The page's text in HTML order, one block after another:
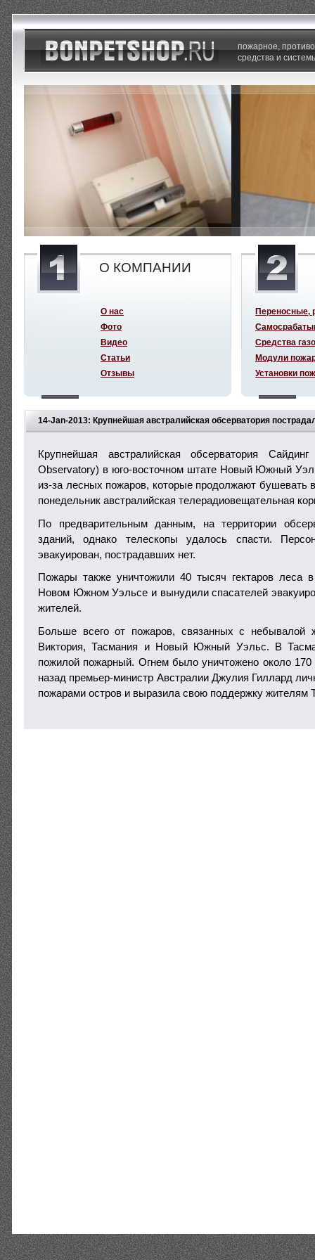
14-Jan-2013: Крупнейшая австралийская обсерватория
Крупнейшая австралийская обсерватория
Observatory) в юго-восточном штате Новый Южный
из-за лесных пожаров, которые продолжают бушевать
понедельник австралийская телерадиовещательная
По предварительным данным, на территории
зданий, однако телескопы удалось спасти.
эвакуирован, пострадавших нет.
Пожары также уничтожили 40 тысяч гектаров леса
Новом Южном Уэльсе и вынудили спасателей
жителей.
Больше всего от пожаров, связанных с небывалой
Виктория, Тасмания и Новый Южный Уэльс. В
пожилой пожарный. Огнем было уничтожено около
назад премьер-министр Австралии Джулия Гиллард
пожарами остров и выразила свою поддержку жителям
пожарное,
средства и
О КОМПАНИИ
О нас
Фото
Видео
Статьи
Отзывы
Переносные,
Средства
Модули
Установки